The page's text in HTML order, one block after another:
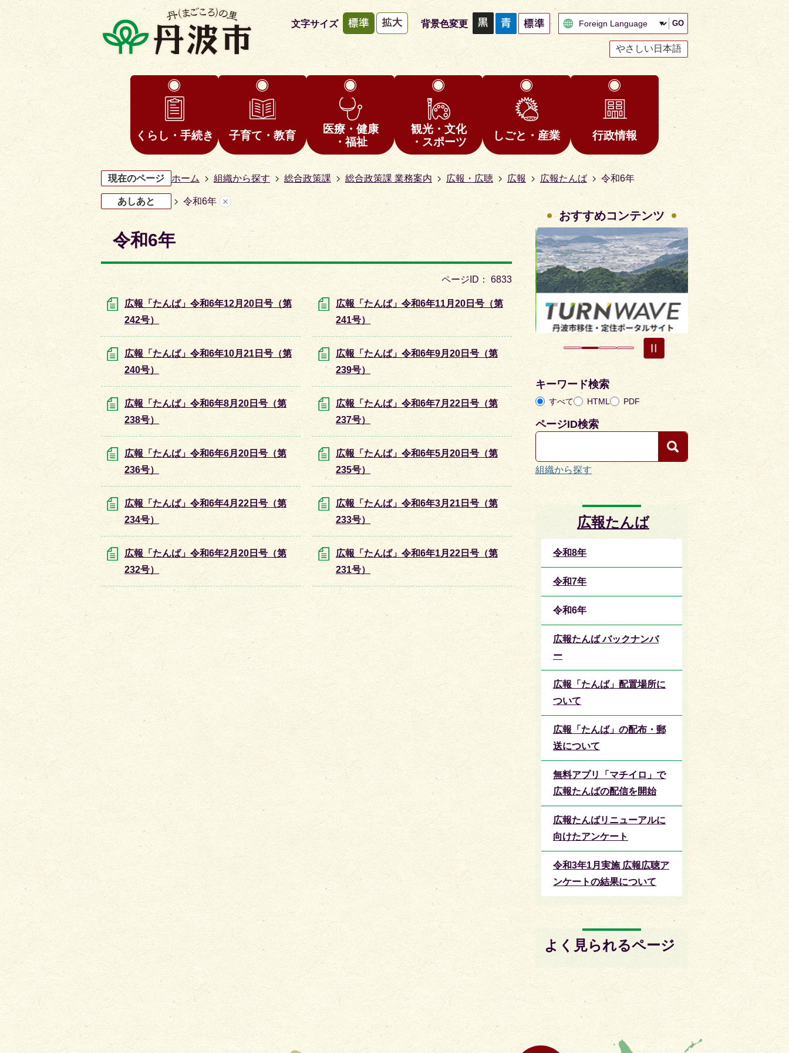
文字サイズ 背景色変更 GO
やさしい日本語
くらし・手続き 子育て・教育
医療・健康
・福祉
観光・文化
・スポーツ
しごと・産業 行政情報
現在のページ ホーム 組織から探す 総合政策課 総合政策課 業務案内 広報・広聴 広報 広報たんば 令和6年
あしあと 令和6年
令和6年
ページID： 6833
広報「たんば」令和6年12月20日号（第
242号）
広報「たんば」令和6年11月20日号（第
241号）
広報「たんば」令和6年10月21日号（第
240号）
広報「たんば」令和6年9月20日号（第
239号）
広報「たんば」令和6年8月20日号（第
238号）
広報「たんば」令和6年7月22日号（第
237号）
広報「たんば」令和6年6月20日号（第
236号）
広報「たんば」令和6年5月20日号（第
235号）
広報「たんば」令和6年4月22日号（第
234号）
広報「たんば」令和6年3月21日号（第
233号）
広報「たんば」令和6年2月20日号（第
232号）
広報「たんば」令和6年1月22日号（第
231号）
おすすめコンテンツ
目
ラ
目
ス
ラ
イ
ド
1
枚
ス
イ
ド
2
枚
目
の
ス
ラ
イ
ド
枚
目
の
イ
キーワード検索
すべて HTML PDF
ページID検索
組織から探す
広報たんば
令和8年
令和7年
令和6年
広報たんば バックナンバ
ー
広報「たんば」配置場所に
ついて
広報「たんば」の配布・郵
送について
無料アプリ「マチイロ」で
広報たんばの配信を開始
広報たんばリニューアルに
向けたアンケート
令和3年1月実施 広報広聴ア
ンケートの結果について
よく見られるページ